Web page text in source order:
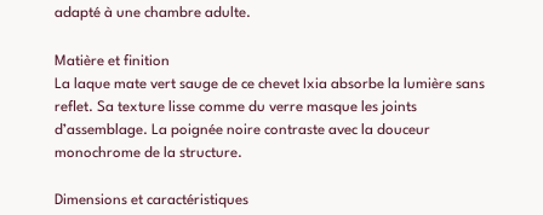
adapté à une chambre adulte.
Matière et finition
La laque mate vert sauge de ce chevet Ixia absorbe la lumière sans
reflet. Sa texture lisse comme du verre masque les joints
d’assemblage. La poignée noire contraste avec la douceur
monochrome de la structure.
Dimensions et caractéristiques